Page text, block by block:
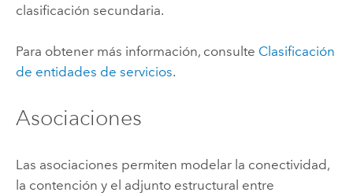
clasificación secundaria.
Para obtener más información, consulte Clasificación
de entidades de servicios.
Asociaciones
Las asociaciones permiten modelar la conectividad,
la contención y el adjunto estructural entre